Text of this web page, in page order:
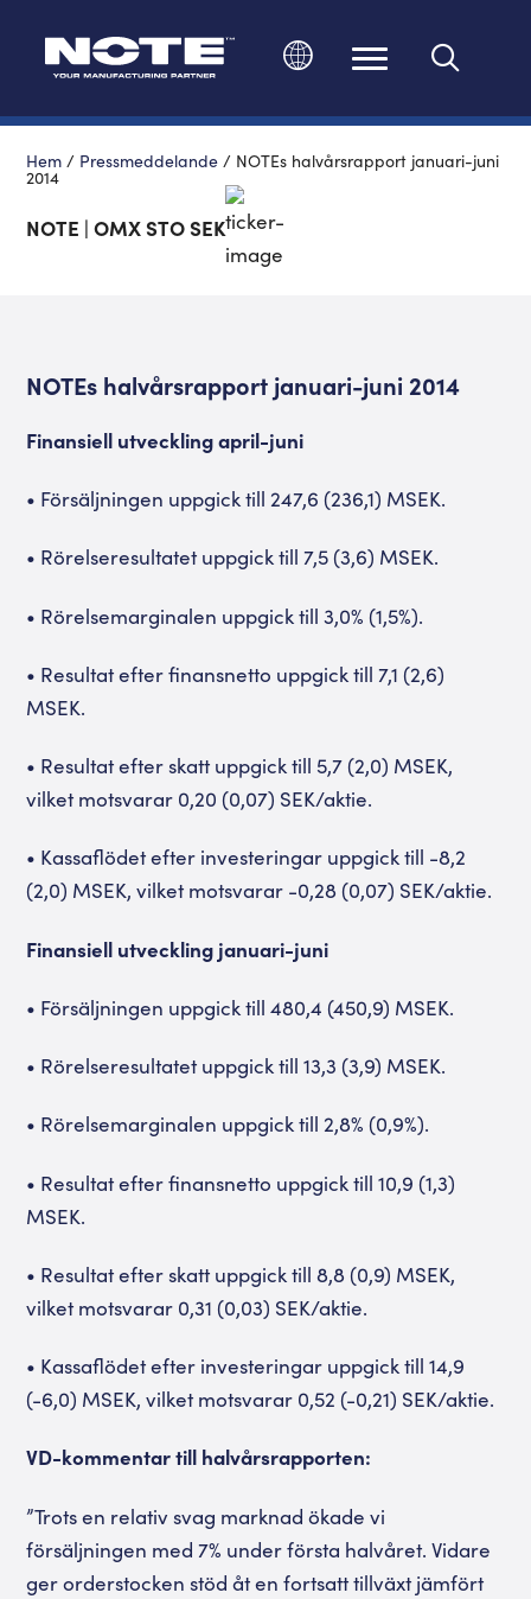
Hem / Pressmeddelande / NOTEs halvårsrapport januari-juni
2014
NOTE | OMX STO SEK
NOTEs halvårsrapport januari-juni 2014
Finansiell utveckling april-juni
• Försäljningen uppgick till 247,6 (236,1) MSEK.
• Rörelseresultatet uppgick till 7,5 (3,6) MSEK.
• Rörelsemarginalen uppgick till 3,0% (1,5%).
• Resultat efter finansnetto uppgick till 7,1 (2,6)
MSEK.
• Resultat efter skatt uppgick till 5,7 (2,0) MSEK,
vilket motsvarar 0,20 (0,07) SEK/aktie.
• Kassaflödet efter investeringar uppgick till -8,2
(2,0) MSEK, vilket motsvarar -0,28 (0,07) SEK/aktie.
Finansiell utveckling januari-juni
• Försäljningen uppgick till 480,4 (450,9) MSEK.
• Rörelseresultatet uppgick till 13,3 (3,9) MSEK.
• Rörelsemarginalen uppgick till 2,8% (0,9%).
• Resultat efter finansnetto uppgick till 10,9 (1,3)
MSEK.
• Resultat efter skatt uppgick till 8,8 (0,9) MSEK,
vilket motsvarar 0,31 (0,03) SEK/aktie.
• Kassaflödet efter investeringar uppgick till 14,9
(-6,0) MSEK, vilket motsvarar 0,52 (-0,21) SEK/aktie.
VD-kommentar till halvårsrapporten:
”Trots en relativ svag marknad ökade vi
försäljningen med 7% under första halvåret. Vidare
ger orderstocken stöd åt en fortsatt tillväxt jämfört